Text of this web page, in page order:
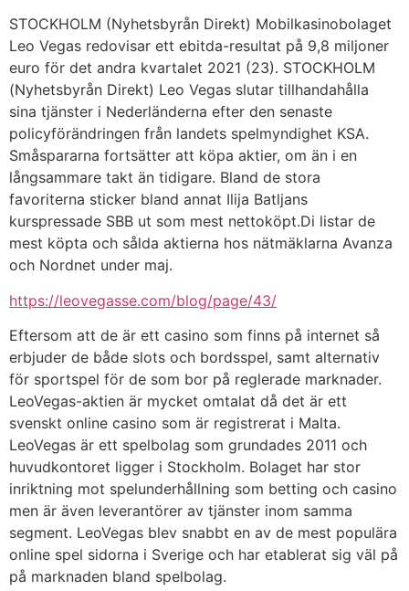
STOCKHOLM (Nyhetsbyrån Direkt) Mobilkasinobolaget
Leo Vegas redovisar ett ebitda-resultat på 9,8 miljoner
euro för det andra kvartalet 2021 (23). STOCKHOLM
(Nyhetsbyrån Direkt) Leo Vegas slutar tillhandahålla
sina tjänster i Nederländerna efter den senaste
policyförändringen från landets spelmyndighet KSA.
Småspararna fortsätter att köpa aktier, om än i en
långsammare takt än tidigare. Bland de stora
favoriterna sticker bland annat Ilija Batljans
kurspressade SBB ut som mest nettoköpt.Di listar de
mest köpta och sålda aktierna hos nätmäklarna Avanza
och Nordnet under maj.
https://leovegasse.com/blog/page/43/
Eftersom att de är ett casino som finns på internet så
erbjuder de både slots och bordsspel, samt alternativ
för sportspel för de som bor på reglerade marknader.
LeoVegas-aktien är mycket omtalat då det är ett
svenskt online casino som är registrerat i Malta.
LeoVegas är ett spelbolag som grundades 2011 och
huvudkontoret ligger i Stockholm. Bolaget har stor
inriktning mot spelunderhållning som betting och casino
men är även leverantörer av tjänster inom samma
segment. LeoVegas blev snabbt en av de mest populära
online spel sidorna i Sverige och har etablerat sig väl på
på marknaden bland spelbolag.